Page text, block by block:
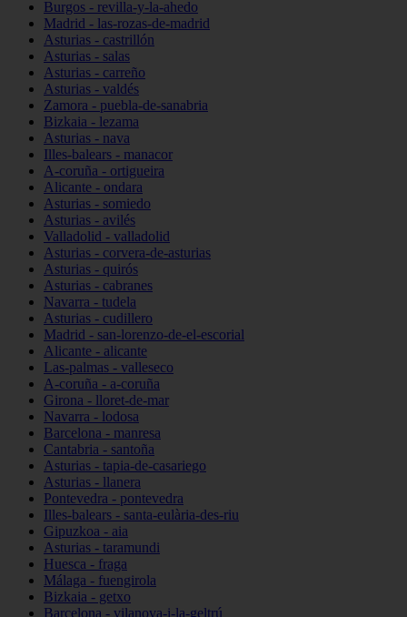
Burgos - revilla-y-la-ahedo
Madrid - las-rozas-de-madrid
Asturias - castrillón
Asturias - salas
Asturias - carreño
Asturias - valdés
Zamora - puebla-de-sanabria
Bizkaia - lezama
Asturias - nava
Illes-balears - manacor
A-coruña - ortigueira
Alicante - ondara
Asturias - somiedo
Asturias - avilés
Valladolid - valladolid
Asturias - corvera-de-asturias
Asturias - quirós
Asturias - cabranes
Navarra - tudela
Asturias - cudillero
Madrid - san-lorenzo-de-el-escorial
Alicante - alicante
Las-palmas - valleseco
A-coruña - a-coruña
Girona - lloret-de-mar
Navarra - lodosa
Barcelona - manresa
Cantabria - santoña
Asturias - tapia-de-casariego
Asturias - llanera
Pontevedra - pontevedra
Illes-balears - santa-eulària-des-riu
Gipuzkoa - aia
Asturias - taramundi
Huesca - fraga
Málaga - fuengirola
Bizkaia - getxo
Barcelona - vilanova-i-la-geltrú